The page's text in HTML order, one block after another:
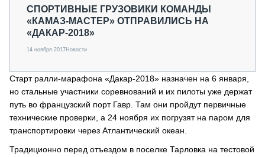
СПОРТИВНЫЕ ГРУЗОВИКИ КОМАНДЫ
«КАМАЗ-МАСТЕР» ОТПРАВИЛИСЬ НА
«ДАКАР-2018»
14 ноября 2017Новости
Старт ралли-марафона «Дакар-2018» назначен на 6 января,
но стальные участники соревнований и их пилоты уже держат
путь во французский порт Гавр. Там они пройдут первичные
технические проверки, а 24 ноября их погрузят на паром для
транспортировки через Атлантический океан.
Традиционно перед отъездом в поселке Тарловка на тестовой